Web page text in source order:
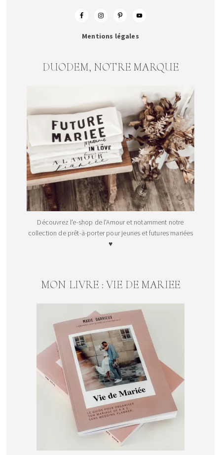
Mentions légales
DUODEM, NOTRE MARQUE
Découvrez l'e-shop de l'Amour et notamment notre
collection de prêt-à-porter pour jeunes et futures mariées
♥
MON LIVRE : VIE DE MARIEE